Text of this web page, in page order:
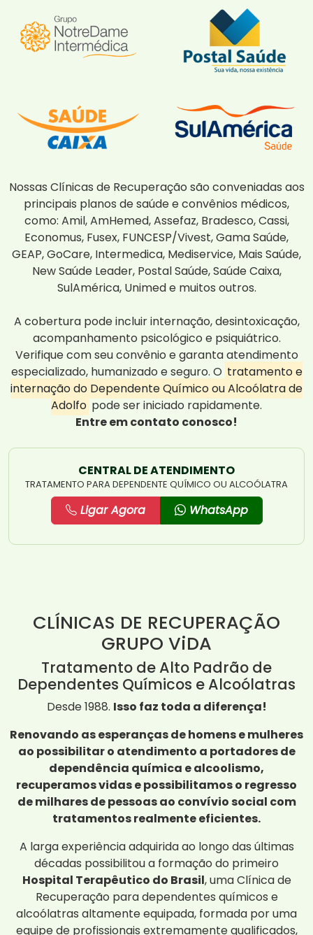
Nossas Clínicas de Recuperação são conveniadas aos
principais planos de saúde e convênios médicos,
como: Amil, AmHemed, Assefaz, Bradesco, Cassi,
Economus, Fusex, FUNCESP/Vivest, Gama Saúde,
GEAP, GoCare, Intermedica, Mediservice, Mais Saúde,
New Saúde Leader, Postal Saúde, Saúde Caixa,
SulAmérica, Unimed e muitos outros.
A cobertura pode incluir internação, desintoxicação,
acompanhamento psicológico e psiquiátrico.
Verifique com seu convênio e garanta atendimento
especializado, humanizado e seguro. O tratamento e
internação do Dependente Químico ou Alcoólatra de
Adolfo pode ser iniciado rapidamente.
Entre em contato conosco!
CENTRAL DE ATENDIMENTO
TRATAMENTO PARA DEPENDENTE QUÍMICO OU ALCOÓLATRA
Ligar Agora WhatsApp
CLÍNICAS DE RECUPERAÇÃO
GRUPO ViDA
Tratamento de Alto Padrão de
Dependentes Químicos e Alcoólatras
Desde 1988. Isso faz toda a diferença!
Renovando as esperanças de homens e mulheres
ao possibilitar o atendimento a portadores de
dependência química e alcoolismo,
recuperamos vidas e possibilitamos o regresso
de milhares de pessoas ao convívio social com
tratamentos realmente eficientes.
A larga experiência adquirida ao longo das últimas
décadas possibilitou a formação do primeiro
Hospital Terapêutico do Brasil, uma Clínica de
Recuperação para dependentes químicos e
alcoólatras altamente equipada, formada por uma
equipe de profissionais extremamente qualificados,